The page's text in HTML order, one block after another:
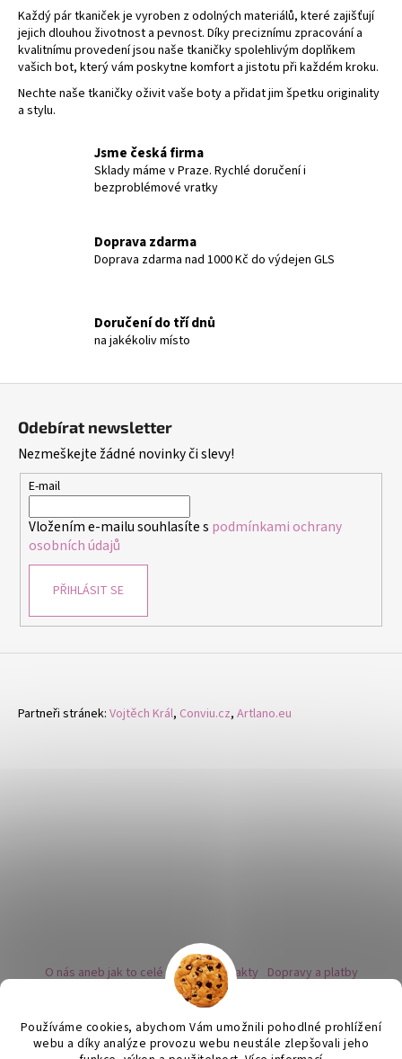
Používáme cookies, abychom Vám umožnili pohodlné prohlížení
webu a díky analýze provozu webu neustále zlepšovali jeho
a
c
í
r
y
v
ý
s
Každý pár tkaniček je vyroben z odolných materiálů, které zajišťují
jejich dlouhou životnost a pevnost. Díky preciznímu zpracování a
kvalitnímu provedení jsou naše tkaničky spolehlivým doplňkem
vašich bot, který vám poskytne komfort a jistotu při každém kroku.
Nechte naše tkaničky oživit vaše boty a přidat jim špetku originality
a stylu.
Jsme česká firma
Sklady máme v Praze. Rychlé doručení i
bezproblémové vratky
Doprava zdarma
Doprava zdarma nad 1000 Kč do výdejen GLS
Doručení do tří dnů
na jakékoliv místo
Odebírat newsletter
Nezmeškejte žádné novinky či slevy!
E-mail
Vložením e-mailu souhlasíte s podmínkami ochrany
osobních údajů
PŘIHLÁSIT SE
Partneři stránek: Vojtěch Král, Conviu.cz, Artlano.eu
O nás aneb jak to celé začalo Kontakty Dopravy a platby
Kovy a puncovní značky Naše nabídka náušnic
Instagram - sledujte nás
Obchodní podmínky Ochrana osobních údajů
Zpětný odběr vysloužilých bateriích